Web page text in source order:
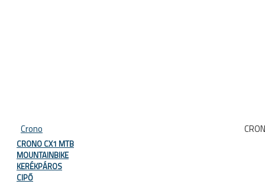
Crono
CRONO CX1 MTB
MOUNTAINBIKE
KERÉKPÁROS
CIPŐ